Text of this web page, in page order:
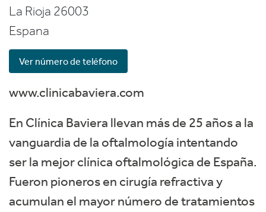
La Rioja 26003
Espana
Ver número de teléfono
www.clinicabaviera.com
En Clínica Baviera llevan más de 25 años a la
vanguardia de la oftalmología intentando
ser la mejor clínica oftalmológica de España.
Fueron pioneros en cirugía refractiva y
acumulan el mayor número de tratamientos